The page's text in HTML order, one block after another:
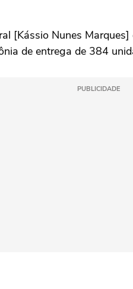
[Kássio Nunes
de entrega de 384
PUBLICIDADE